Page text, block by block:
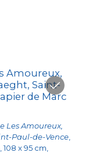
Les Amoureux,
Paul-de-Vence
x 95 cm,